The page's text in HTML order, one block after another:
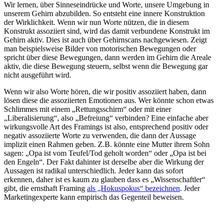
Wir lernen, über Sinneseindrücke und Worte, unsere Umgebung in
unserem Gehirn abzubilden. So entsteht eine innere Konstruktion
der Wirklichkeit. Wenn wir nun Worte nützen, die in diesem
Konstrukt assoziiert sind, wird das damit verbundene Konstrukt im
Gehirn aktiv. Dies ist auch über Gehirnscans nachgewiesen. Zeigt
man beispielsweise Bilder von motorischen Bewegungen oder
spricht über diese Bewegungen, dann werden im Gehirn die Areale
aktiv, die diese Bewegung steuern, selbst wenn die Bewegung gar
nicht ausgeführt wird.
Wenn wir also Worte hören, die wir positiv assoziiert haben, dann
lösen diese die assoziierten Emotionen aus. Wer könnte schon etwas
Schlimmes mit einem „Rettungsschirm“ oder mit einer
„Liberalisierung“, also „Befreiung“ verbinden? Eine einfache aber
wirkungsvolle Art des Framings ist also, entsprechend positiv oder
negativ assoziierte Worte zu verwenden, die dann der Aussage
implizit einen Rahmen geben. Z.B. könnte eine Mutter ihrem Sohn
sagen: „Opa ist vom Teufel/Tod geholt worden“ oder „Opa ist bei
den Engeln“. Der Fakt dahinter ist derselbe aber die Wirkung der
Aussagen ist radikal unterschiedlich. Jeder kann das sofort
erkennen, daher ist es kaum zu glauben dass es „Wissenschaftler“
gibt, die ernsthaft Framing als „Hokuspokus“ bezeichnen. Jeder
Marketingexperte kann empirisch das Gegenteil beweisen.